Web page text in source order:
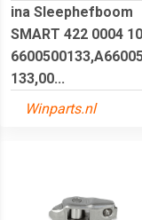
ina Sleephefboom
SMART 422 0004 10
133,00...
Winparts.nl